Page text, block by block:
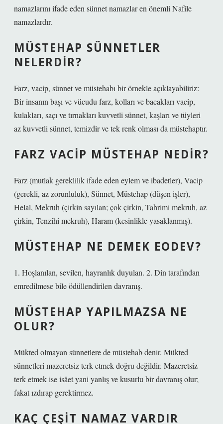
namazlarını ifade eden sünnet namazlar en önemli Nafile
namazlardır.
MÜSTEHAP SÜNNETLER
NELERDIR?
Farz, vacip, sünnet ve müstehabı bir örnekle açıklayabiliriz:
Bir insanın başı ve vücudu farz, kolları ve bacakları vacip,
kulakları, saçı ve tırnakları kuvvetli sünnet, kaşları ve tüyleri
az kuvvetli sünnet, temizdir ve tek renk olması da müstehaptır.
FARZ VACIP MÜSTEHAP NEDIR?
Farz (mutlak gereklilik ifade eden eylem ve ibadetler), Vacip
(gerekli, az zorunluluk), Sünnet, Müstehap (düşen işler),
Helal, Mekruh (çirkin sayılan; çok çirkin, Tahrimi mekruh, az
çirkin, Tenzihi mekruh), Haram (kesinlikle yasaklanmış).
MÜSTEHAP NE DEMEK EODEV?
1. Hoşlanılan, sevilen, hayranlık duyulan. 2. Din tarafından
emredilmese bile ödüllendirilen davranış.
MÜSTEHAP YAPILMAZSA NE
OLUR?
Mükted olmayan sünnetlere de müstehab denir. Mükted
sünnetleri mazeretsiz terk etmek doğru değildir. Mazeretsiz
terk etmek ise isâet yani yanlış ve kusurlu bir davranış olur;
fakat ızdırap gerektirmez.
KAÇ ÇEŞIT NAMAZ VARDIR